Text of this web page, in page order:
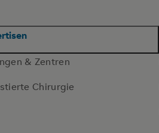
& Zentren
Chirurgie